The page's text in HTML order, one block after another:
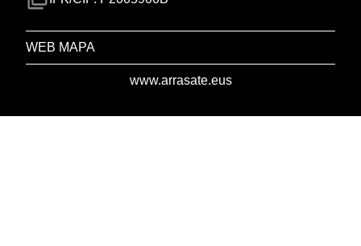
WEB MAPA
www.arrasate.eus